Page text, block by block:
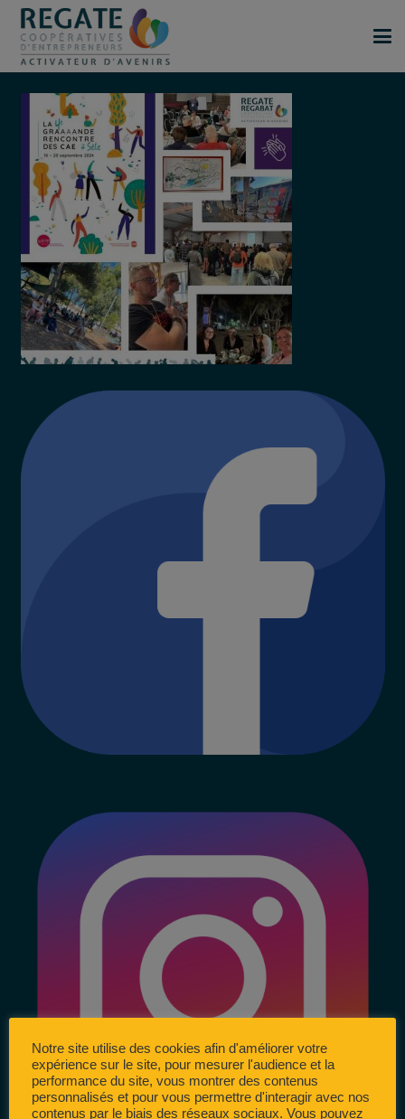
Notre site utilise des cookies afin d'améliorer votre
expérience sur le site, pour mesurer l'audience et la
performance du site, vous montrer des contenus
personnalisés et pour vous permettre d'interagir avec nos
contenus par le biais des réseaux sociaux. Vous pouvez